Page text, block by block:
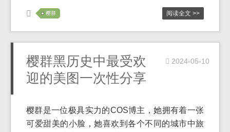
樱群 阅读全文 >>
樱群黑历史中最受欢
迎的美图一次性分享
2024-05-10
樱群是一位极具实力的COS博主，她拥有着一张
可爱甜美的小脸，她喜欢到各个不同的城市中旅